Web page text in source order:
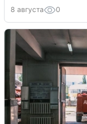
8 августа 0